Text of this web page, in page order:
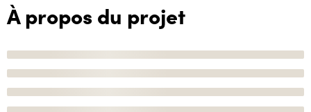
À propos du projet